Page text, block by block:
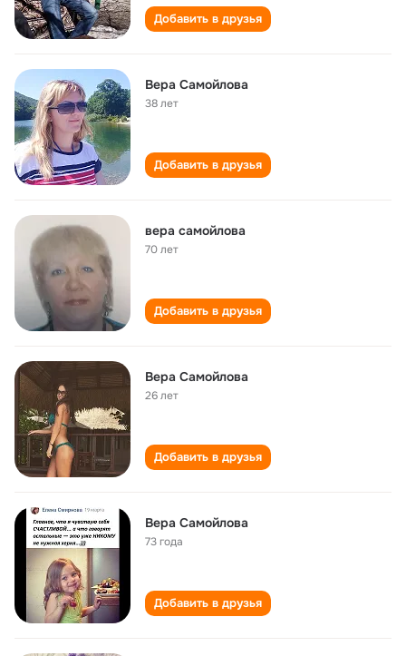
Добавить в друзья
Вера Самойлова
38 лет
Добавить в друзья
вера самойлова
70 лет
Добавить в друзья
Вера Самойлова
26 лет
Добавить в друзья
Вера Самойлова
73 года
Добавить в друзья